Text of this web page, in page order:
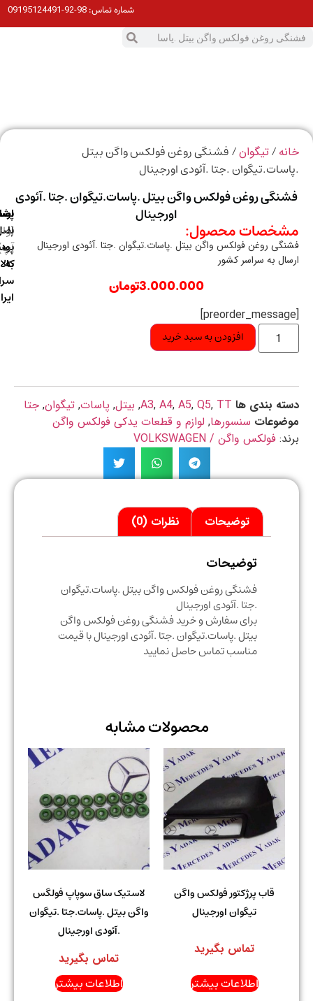
شماره تماس:98-92-09195124491
/تیگوان/ فشنگی روغن فولکس واگن بیتل
.جتا .آئودی اورجینال
روغن فولکس واگن بیتل .پاسات.تیگوان .جتا .آئودی
اورجینال
محصول:
روغن فولکس واگن بیتل .پاسات.تیگوان .جتا .آئودی اورجینال
به سراسر کشور
3.000.000تومان
افزودن به سبد خرید
بندی ها A3,A4,A5 ,Q5,TT
,بیتل, پاسات,تیگوان,جتا
سنسورها,لوازم و قطعات یدکی فولکس واگن
فولکس واگن / VOLKSWAGEN
پست
سراسر
اصالت
بودن
پشتیبانی
(واتس
آپ)
توضیحات نظرات (0)
توضیحات
فشنگی روغن فولکس واگن بیتل .پاسات.تیگوان
.جتا .آئودی اورجینال
برای سفارش و خرید فشنگی روغن فولکس واگن
بیتل .پاسات.تیگوان .جتا .آئودی اورجینال با قیمت
مناسب تماس حاصل نمایید
محصولات مشابه
قاب پرژکتور فولکس واگن
تیگوان اورجینال
تماس بگیرید
اطلاعات بیشتر
لاستیک ساق سوپاپ فولگس
واگن بیتل .پاسات.جتا .تیگوان
.آئودی اورجینال
تماس بگیرید
اطلاعات بیشتر